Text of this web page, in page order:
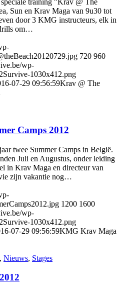
training "Krav @ The
Sun en Krav Maga van 9u30 tot
door 3 KMG instructeurs, elk in
om…
720 960
wp-
1030x412.png
07-29 09:56:59Krav @ The
Camps 2012
twee Summer Camps in België.
Juli en Augustus, onder leiding
in Krav Maga en directeur van
zijn vakantie nog…
1200 1600
wp-
1030x412.png
07-29 09:56:59KMG Krav Maga
, Nieuws, Stages